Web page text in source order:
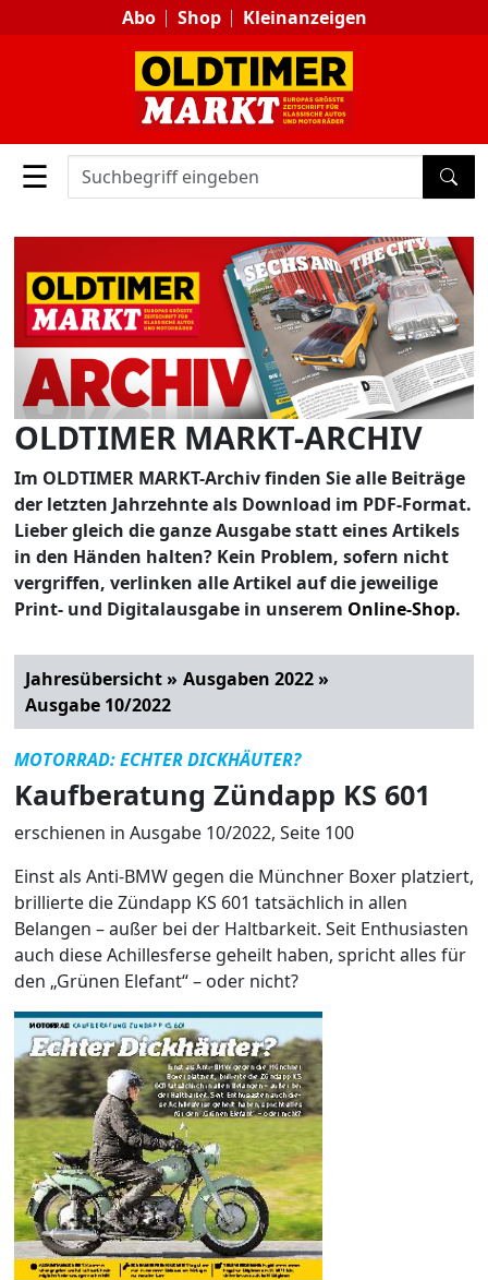
Abo Shop Kleinanzeigen
☰
OLDTIMER MARKT-ARCHIV
Im OLDTIMER MARKT-Archiv finden Sie alle Beiträge
der letzten Jahrzehnte als Download im PDF-Format.
Lieber gleich die ganze Ausgabe statt eines Artikels
in den Händen halten? Kein Problem, sofern nicht
vergriffen, verlinken alle Artikel auf die jeweilige
Print- und Digitalausgabe in unserem Online-Shop.
Jahresübersicht » Ausgaben 2022 »
Ausgabe 10/2022
MOTORRAD: ECHTER DICKHÄUTER?
Kaufberatung Zündapp KS 601
erschienen in Ausgabe 10/2022, Seite 100
Einst als Anti-BMW gegen die Münchner Boxer platziert,
brillierte die Zündapp KS 601 tatsächlich in allen
Belangen – außer bei der Haltbarkeit. Seit Enthusiasten
auch diese Achillesferse geheilt haben, spricht alles für
den „Grünen Elefant“ – oder nicht?